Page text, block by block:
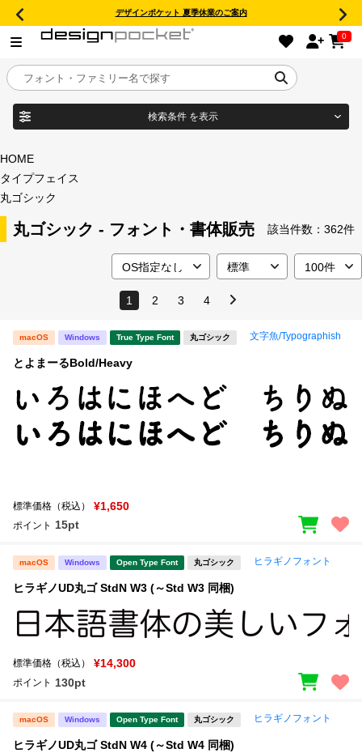
デザインポケット 夏季休業のご案内
0
目的別フォントガイド
特集
おすすめ
年間ライセンス商品
新着一覧
カート 0
お気に入り
ご利用ガイド
よくあるご質問
お問い合わせ
検索条件 を表示
タイプフェイス
丸ゴシック 楷書体
宋朝体 清朝体
草書体
すべてを表示
太さ・ウェイト
HOME
タイプフェイス
丸ゴシック
丸ゴシック - フォント・書体販売 該当件数： 362件
1 2 3 4
macOS Windows True Type Font 丸ゴシック 文字魚/Typographish
とよまーるBold/Heavy
標準価格（税込） ¥1,650
ポイント 15pt
macOS Windows Open Type Font 丸ゴシック ヒラギノフォント
ヒラギノUD丸ゴ StdN W3 (～Std W3 同梱)
標準価格（税込） ¥14,300
ポイント 130pt
macOS Windows Open Type Font 丸ゴシック ヒラギノフォント
ヒラギノUD丸ゴ StdN W4 (～Std W4 同梱)